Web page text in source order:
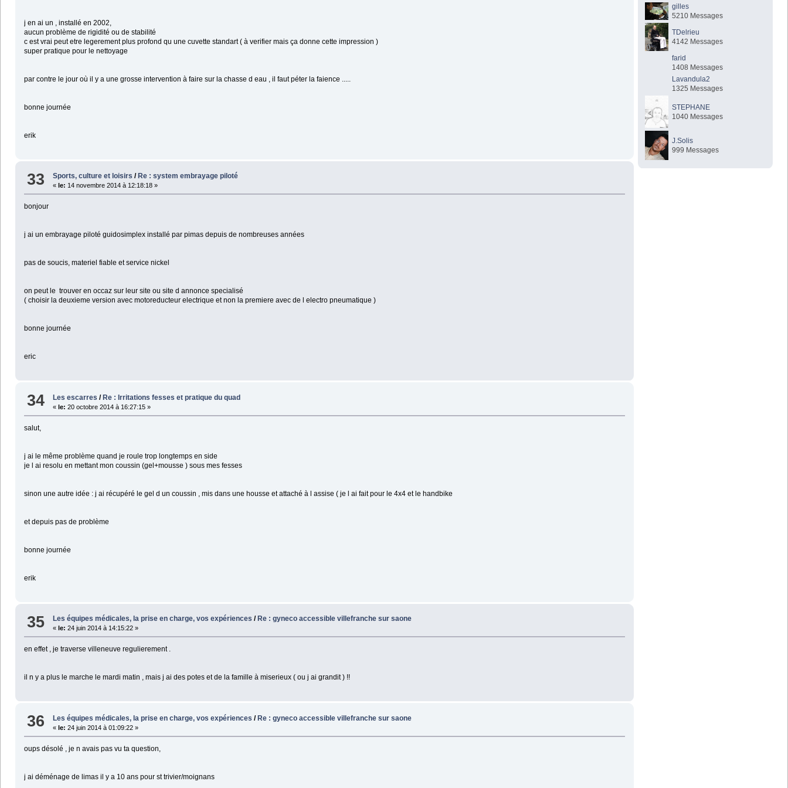
j en ai un , installé en 2002,
aucun problème de rigidité ou de stabilité
c est vrai peut etre legerement plus profond qu une cuvette standart ( à verifier mais ça donne cette impression )
super pratique pour le nettoyage
par contre le jour où il y a une grosse intervention à faire sur la chasse d eau , il faut péter la faience .....
bonne journée
erik
33 Sports, culture et loisirs / Re : system embrayage piloté
«le: 14 novembre 2014 à 12:18:18 »
bonjour
j ai un embrayage piloté guidosimplex installé par pimas depuis de nombreuses années
pas de soucis, materiel fiable et service nickel
on peut le trouver en occaz sur leur site ou site d annonce specialisé
( choisir la deuxieme version avec motoreducteur electrique et non la premiere avec de l electro pneumatique )
bonne journée
eric
34 Les escarres /Re : Irritations fesses et pratique du quad
«le: 20 octobre 2014 à 16:27:15 »
salut,
j ai le même problème quand je roule trop longtemps en side
je l ai resolu en mettant mon coussin (gel+mousse ) sous mes fesses
sinon une autre idée : j ai récupéré le gel d un coussin , mis dans une housse et attaché à l assise ( je l ai fait pour le 4x4 et le handbike
et depuis pas de problème
bonne journée
erik
35 Les équipes médicales, la prise en charge, vos expériences / Re : gyneco accessible villefranche sur saone
«le: 24 juin 2014 à 14:15:22 »
en effet , je traverse villeneuve regulierement .
il n y a plus le marche le mardi matin , mais j ai des potes et de la famille à miserieux ( ou j ai grandit ) !!
36 Les équipes médicales, la prise en charge, vos expériences /Re : gyneco accessible villefranche sur saone
«le: 24 juin 2014 à 01:09:22 »
oups désolé , je n avais pas vu ta question,
j ai déménage de limas il y a 10 ans pour st trivier/moignans
gilles
5210 Messages
TDelrieu
4142 Messages
farid
1408 Messages
Lavandula2
1325 Messages
STEPHANE
1040 Messages
J.Solis
999 Messages